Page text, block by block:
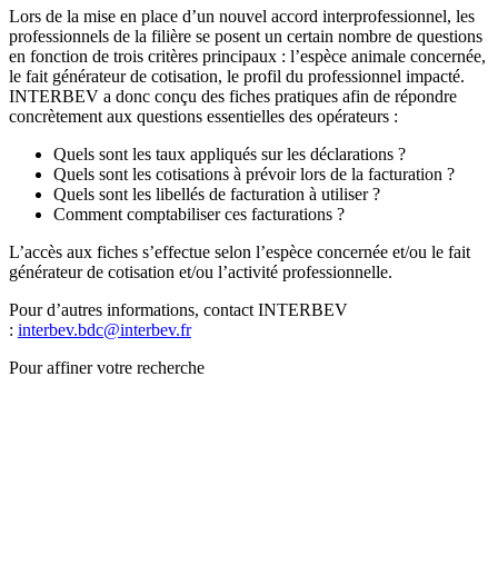
Lors de la mise en place d’un nouvel accord interprofessionnel, les
professionnels de la filière se posent un certain nombre de questions
en fonction de trois critères principaux : l’espèce animale concernée,
le fait générateur de cotisation, le profil du professionnel impacté.
INTERBEV a donc conçu des fiches pratiques afin de répondre
concrètement aux questions essentielles des opérateurs :
Quels sont les taux appliqués sur les déclarations ?
Quels sont les cotisations à prévoir lors de la facturation ?
Quels sont les libellés de facturation à utiliser ?
Comment comptabiliser ces facturations ?
L’accès aux fiches s’effectue selon l’espèce concernée et/ou le fait
générateur de cotisation et/ou l’activité professionnelle.
Pour d’autres informations, contact INTERBEV
: interbev.bdc@interbev.fr
Pour affiner votre recherche